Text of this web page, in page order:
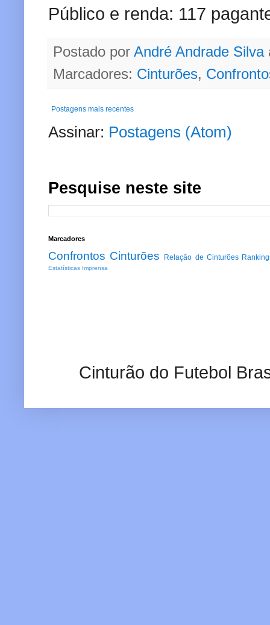
Público e renda: 117
Postado por André Andrade Silva
Marcadores: Cinturões,
Postagens mais recentes
Assinar: Postagens (Atom)
Pesquise neste site
Marcadores
Confrontos Cinturões Relação de Cinturões
Estatísticas Imprensa
Cinturão do Futebol